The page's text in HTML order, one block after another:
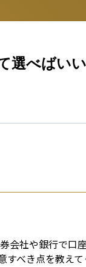
選べばい
会社や銀行で口
べき点を教えて